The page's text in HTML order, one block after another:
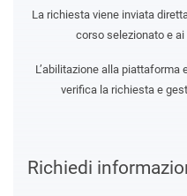
Richiedi
La richiesta viene inviata
corso selezionato e
L’abilitazione alla
verifica la richiesta e